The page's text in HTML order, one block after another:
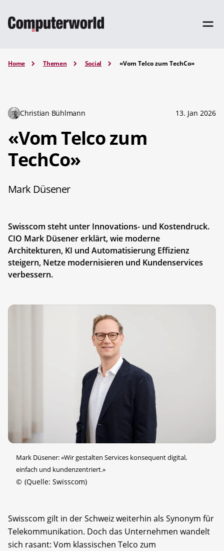
Home Themen Social «Vom Telco zum TechCo»
Christian Bühlmann 13. Jan 2026
«Vom Telco zum
TechCo»
Mark Düsener
Swisscom steht unter Innovations- und Kostendruck.
CIO Mark Düsener erklärt, wie moderne
Architekturen, KI und Automatisierung Effizienz
steigern, Netze modernisieren und Kundenservices
verbessern.
Mark Düsener: «Wir gestalten Services konsequent digital,
einfach und kundenzentriert.»
© (Quelle: Swisscom)
Swisscom gilt in der Schweiz weiterhin als Synonym für
Telekommunikation. Doch das Unternehmen wandelt
sich rasant: Vom klassischen Telco zum